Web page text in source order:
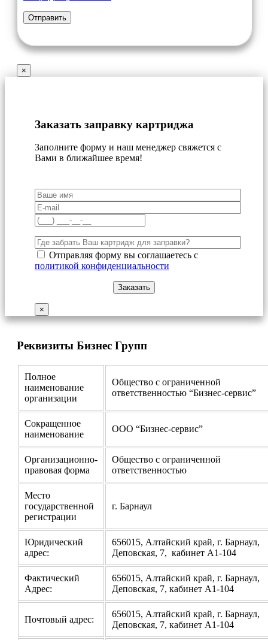
×
Заказать заправку картриджа
Заполните форму и наш менеджер свяжется с
Вами в ближайшее время!
Отправляя форму вы соглашаетесь с
политикой конфиденциальности
×
Реквизиты Бизнес Групп
Полное
наименование
организации
Общество с ограниченной
ответственностью “Бизнес-сервис”
Сокращенное
наименование
ООО “Бизнес-сервис”
Организационно-
правовая форма
Общество с ограниченной
ответственностью
Место
государственной
регистрации
г. Барнаул
Юридический
адрес:
656015, Алтайский край, г. Барнаул,
Деповская, 7, кабинет А1-104
Фактический
Адрес:
656015, Алтайский край, г. Барнаул,
Деповская, 7, кабинет А1-104
Почтовый адрес:
656015, Алтайский край, г. Барнаул,
Деповская, 7, кабинет А1-104